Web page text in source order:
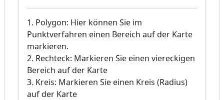
1. Polygon: Hier können Sie im
Punktverfahren einen Bereich auf der Karte
markieren.
2. Rechteck: Markieren Sie einen viereckigen
Bereich auf der Karte
3. Kreis: Markieren Sie einen Kreis (Radius)
auf der Karte